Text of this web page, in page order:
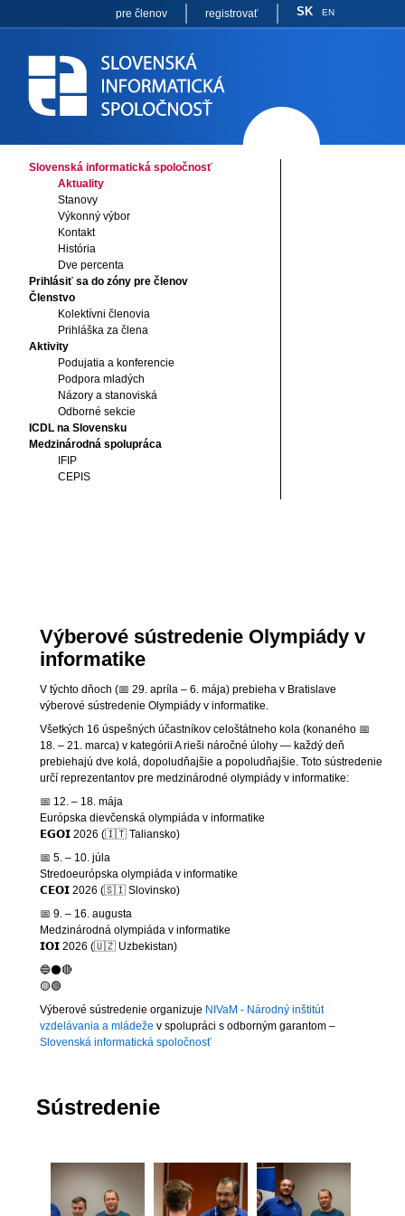
pre členov registrovať SK EN
Slovenská informatická spoločnosť
Aktuality
Stanovy
Výkonný výbor
Kontakt
História
Dve percenta
Prihlásiť sa do zóny pre členov
Členstvo
Kolektívni členovia
Prihláška za člena
Aktivity
Podujatia a konferencie
Podpora mladých
Názory a stanoviská
Odborné sekcie
ICDL na Slovensku
Medzinárodná spolupráca
IFIP
CEPIS
Výberové sústredenie Olympiády v
informatike
V týchto dňoch (📅 29. apríla – 6. mája) prebieha v Bratislave
výberové sústredenie Olympiády v informatike.
Všetkých 16 úspešných účastníkov celoštátneho kola (konaného 📅
18. – 21. marca) v kategórii A rieši náročné úlohy — každý deň
prebiehajú dve kolá, dopoludňajšie a popoludňajšie. Toto sústredenie
určí reprezentantov pre medzinárodné olympiády v informatike:
📅 12. – 18. mája
Európska dievčenská olympiáda v informatike
𝗘𝗚𝗢𝗜 2026 (🇮🇹 Taliansko)
📅 5. – 10. júla
Stredoeurópska olympiáda v informatike
𝗖𝗘𝗢𝗜 2026 (🇸🇮 Slovinsko)
📅 9. – 16. augusta
Medzinárodná olympiáda v informatike
𝗜𝗢𝗜 2026 (🇺🇿 Uzbekistan)
🔵⚫🔴
🟡🟢
Výberové sústredenie organizuje NIVaM - Národný inštitút
vzdelávania a mládeže v spolupráci s odborným garantom –
Slovenská informatická spoločnosť
Sústredenie